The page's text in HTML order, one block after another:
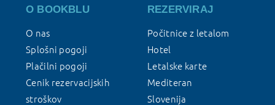
O BOOKBLU
O nas
Splošni pogoji
Plačilni pogoji
Cenik rezervacijskih
stroškov
REZERVIRAJ
Počitnice z letalom
Hotel
Letalske karte
Mediteran
Slovenija